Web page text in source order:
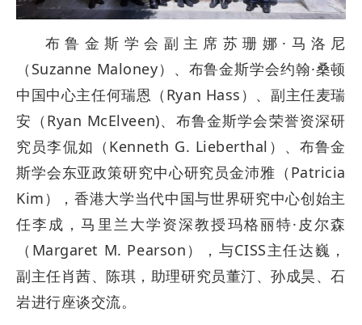
布鲁金斯学会副主席苏珊娜·马洛尼
（Suzanne Maloney）、布鲁金斯学会约翰·桑顿
中国中心主任何瑞恩（Ryan Hass）、副主任麦瑞
安（Ryan McElveen)、布鲁金斯学会荣誉资深研
究员李侃如（Kenneth G. Lieberthal）、布鲁金
斯学会东亚政策研究中心研究员金沛雅（Patricia
Kim），香港大学当代中国与世界研究中心创始主
任李成，马里兰大学资深教授玛格丽特·皮尔森
（Margaret M. Pearson），与CISS主任达巍，
副主任肖茜、陈琪，助理研究员董汀、孙成昊、石
岩进行座谈交流。